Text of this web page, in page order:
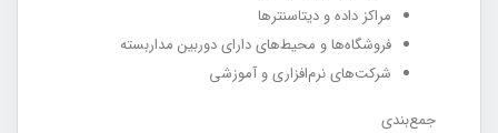
مراکز داده و دیتاسنترها
فروشگاه‌ها و محیط‌های دارای دوربین مداربسته
شرکت‌های نرم‌افزاری و آموزشی
جمع‌بندی